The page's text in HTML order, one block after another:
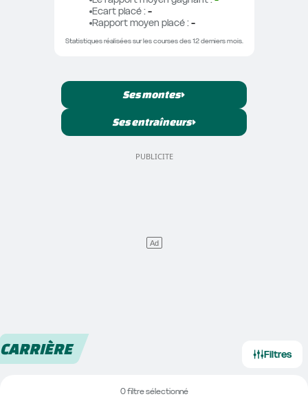
Ecart placé : -
Rapport moyen placé : -
Statistiques réalisées sur les courses des 12 derniers mois.
Ses montes
Ses entraîneurs
CARRIÈRE Filtres
0 filtre sélectionné